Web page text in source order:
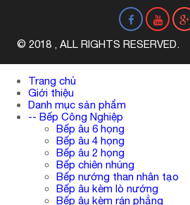
© 2018 , ALL RIGHTS RESERVED.
Trang chủ
Giới thiệu
Danh mục sản phẩm
-- Bếp Công Nghiệp
Bếp âu 6 họng
Bếp âu 4 họng
Bếp âu 2 họng
Bếp chiên nhúng
Bếp nướng than nhân tạo
Bếp âu kèm lò nướng
Bếp âu kèm rán phẳng